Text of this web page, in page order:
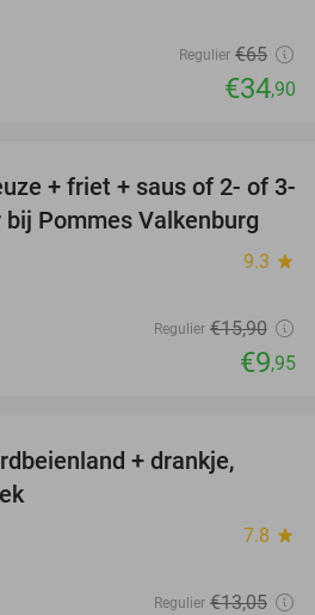
Regulier €65
€34,90
37%
+ friet + saus of 2- of 3-
Pommes Valkenburg
9.3 star
Regulier €15,90
€9,95
+ drankje,
7.8 star
Regulier €13,05